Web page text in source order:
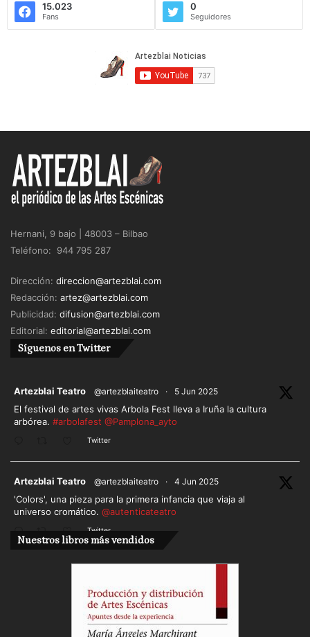
15.023
Fans
0
Seguidores
Hernani, 9 bajo | 48003 – Bilbao
Teléfono: 944 795 287
Dirección: direccion@artezblai.com
Redacción: artez@artezblai.com
Publicidad: difusion@artezblai.com
Editorial: editorial@artezblai.com
Síguenos en Twitter
Artezblai Teatro @artezblaiteatro · 5 Jun 2025
El festival de artes vivas Arbola Fest lleva a Iruña la cultura
arbórea. #arbolafest @Pamplona_ayto
Twitter
Artezblai Teatro @artezblaiteatro · 4 Jun 2025
'Colors', una pieza para la primera infancia que viaja al
universo cromático. @autenticateatro
Twitter
Cargar más
Nuestros libros más vendidos